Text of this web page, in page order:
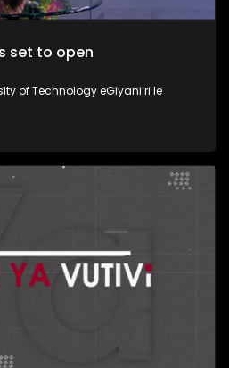
set to open
of Technology eGiyani ri le